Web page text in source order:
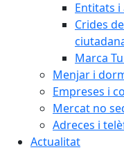
Entitats i
Crides
Marca
Menjar i
Empreses i
Mercat no
Adreces i
Actualitat